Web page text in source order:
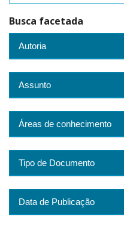
Busca facetada
Autoria
Assunto
Áreas de conhecimento
Tipo de Documento
Data de Publicação